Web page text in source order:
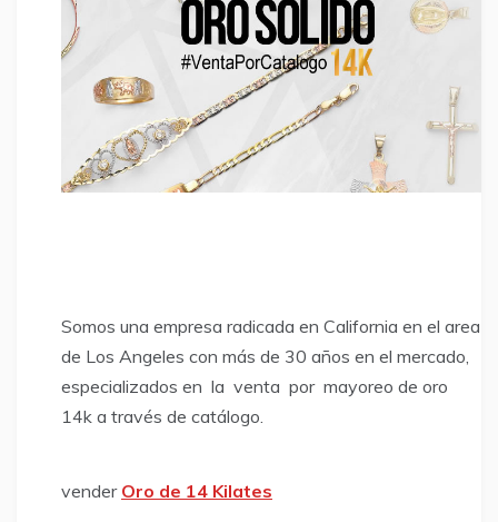
Somos una empresa radicada en California en el area
de Los Angeles con más de 30 años en el mercado,
especializados en la venta por mayoreo de oro
14k a través de catálogo.
vender Oro de 14 Kilates